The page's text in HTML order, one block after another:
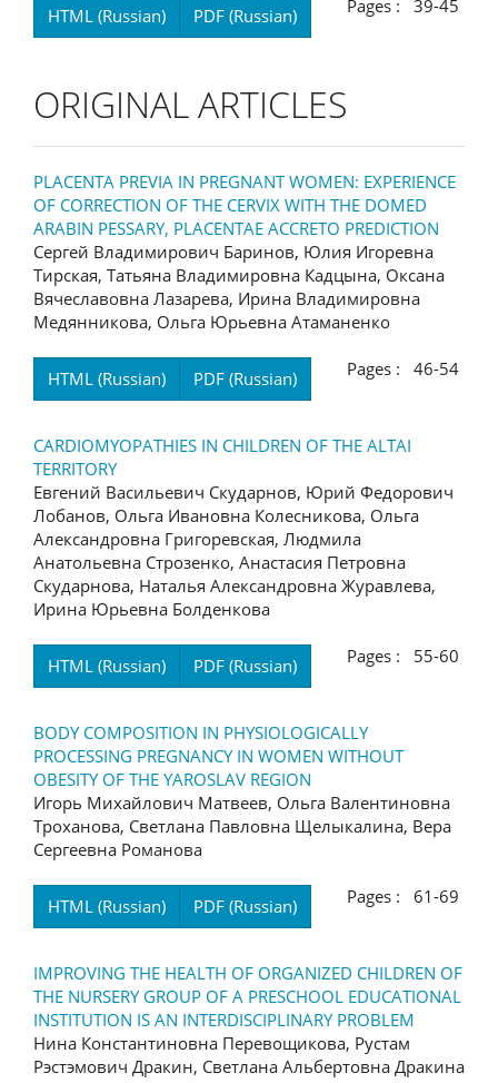
HTML (Russian) PDF (Russian) Pages : 39-45
ORIGINAL ARTICLES
PLACENTA PREVIA IN PREGNANT WOMEN: EXPERIENCE
OF CORRECTION OF THE CERVIX WITH THE DOMED
ARABIN PESSARY, PLACENTAE ACCRETO PREDICTION
Сергей Владимирович Баринов, Юлия Игоревна
Тирская, Татьяна Владимировна Кадцына, Оксана
Вячеславовна Лазарева, Ирина Владимировна
Медянникова, Ольга Юрьевна Атаманенко
HTML (Russian) PDF (Russian) Pages : 46-54
CARDIOMYOPATHIES IN CHILDREN OF THE ALTAI
TERRITORY
Евгений Васильевич Скударнов, Юрий Федорович
Лобанов, Ольга Ивановна Колесникова, Ольга
Александровна Григоревская, Людмила
Анатольевна Строзенко, Анастасия Петровна
Скударнова, Наталья Александровна Журавлева,
Ирина Юрьевна Болденкова
HTML (Russian) PDF (Russian) Pages : 55-60
BODY COMPOSITION IN PHYSIOLOGICALLY
PROCESSING PREGNANCY IN WOMEN WITHOUT
OBESITY OF THE YAROSLAV REGION
Игорь Михайлович Матвеев, Ольга Валентиновна
Троханова, Светлана Павловна Щелыкалина, Вера
Сергеевна Романова
HTML (Russian) PDF (Russian) Pages : 61-69
IMPROVING THE HEALTH OF ORGANIZED CHILDREN OF
THE NURSERY GROUP OF A PRESCHOOL EDUCATIONAL
INSTITUTION IS AN INTERDISCIPLINARY PROBLEM
Нина Константиновна Перевощикова, Рустам
Рэстэмович Дракин, Светлана Альбертовна Дракина